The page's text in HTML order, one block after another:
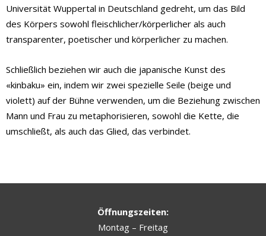
Universität Wuppertal in Deutschland gedreht, um das Bild
des Körpers sowohl fleischlicher/körperlicher als auch
transparenter, poetischer und körperlicher zu machen.
Schließlich beziehen wir auch die japanische Kunst des
«kinbaku» ein, indem wir zwei spezielle Seile (beige und
violett) auf der Bühne verwenden, um die Beziehung zwischen
Mann und Frau zu metaphorisieren, sowohl die Kette, die
umschließt, als auch das Glied, das verbindet.
Öffnungszeiten:
Montag – Freitag